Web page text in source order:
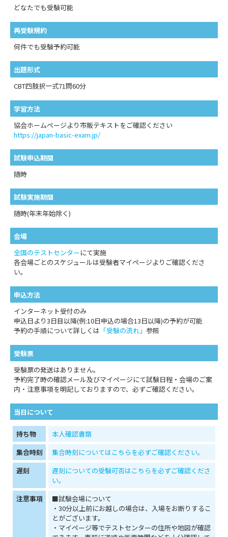
どなたでも受験可能
再受験規約
何件でも受験予約可能
出題形式
CBT四肢択一式71問60分
学習方法
協会ホームページより市販テキストをご確認ください
https://japan-basic-exam.jp/
試験申込期間
随時
試験実施期間
随時(年末年始除く)
会場
全国のテストセンターにて実施
各会場ごとのスケジュールは受験者マイページよりご確認くださ
い。
申込方法
インターネット受付のみ
申込日より3日目以降(例:10日申込の場合13日以降)の予約が可能
予約の手順について詳しくは 「受験の流れ」 参照
受験票
受験票の発送はありません。
予約完了時の確認メール及びマイページにて試験日程・会場のご案
内・注意事項を明記しておりますので、必ずご確認ください。
当日について
持ち物
本人確認書類
集合時刻
集合時刻についてはこちらを必ずご確認ください。
遅刻
遅刻についての受験可否はこちらを必ずご確認くださ
い。
注意事項
■試験会場について
・30分以上前にお越しの場合は、入場をお断りするこ
とがございます。
・マイページ等でテストセンターの住所や地図が確認